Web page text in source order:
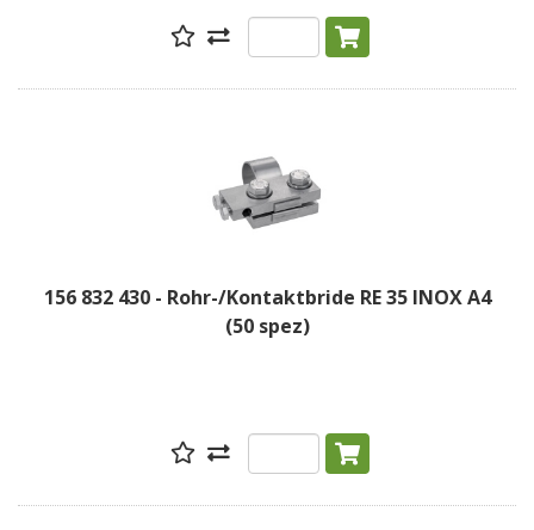
156 832 430 - Rohr-/Kontaktbride RE 35 INOX A4
(50 spez)